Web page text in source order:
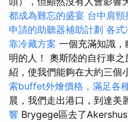
都成為難忘的盛宴 台中肩頸
申請的助聽器補助計劃 各式
靠冷藏方案 一個充滿知識
明的人！ 奧斯陸的自行車
紹，使我們能夠在大約三個
索buffet外燴價格，滿足各
晨，我們走出港口，到達美
響 Brygege區去了